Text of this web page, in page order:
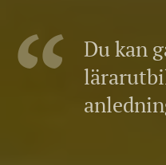
Du kan